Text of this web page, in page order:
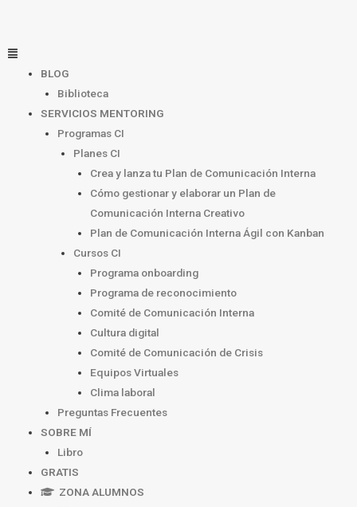
contenido
Menú
BLOG
Biblioteca
SERVICIOS MENTORING
Programas CI
Planes CI
Crea y lanza tu Plan de Comunicación Interna
Cómo gestionar y elaborar un Plan de
Comunicación Interna Creativo
Plan de Comunicación Interna Ágil con Kanban
Cursos CI
Programa onboarding
Programa de reconocimiento
Comité de Comunicación Interna
Cultura digital
Comité de Comunicación de Crisis
Equipos Virtuales
Clima laboral
Preguntas Frecuentes
SOBRE MÍ
Libro
GRATIS
ZONA ALUMNOS